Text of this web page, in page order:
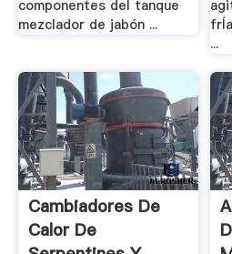
componentes del tanque
mezclador de jabón ...
...
Cambiadores De
Calor De